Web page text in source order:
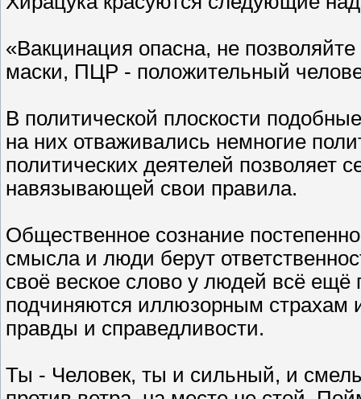
«Вакцинация опасна, не
маски, ПЦР - положительный
В политической плоскости
на них отваживались немногие
политических деятелей позволяет
навязывающей свои правила.
Общественное сознание
смысла и люди берут
своё веское слово у людей всё ещё
подчиняются иллюзорным страхам
правды и справедливости.
Ты - Человек, ты и сильный, и